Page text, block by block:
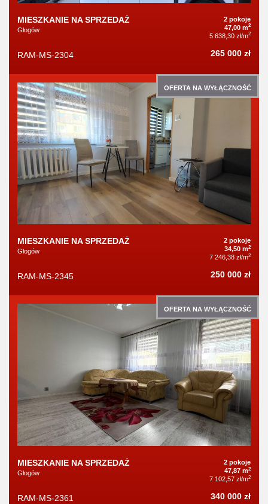
MIESZKANIE NA SPRZEDAŻ
Głogów
2 pokoje
47,00 m2
5 638,30 zł/m2
RAM-MS-2304 265 000 zł
OFERTA NA WYŁĄCZNOŚĆ
MIESZKANIE NA SPRZEDAŻ
Głogów
2 pokoje
34,50 m2
7 246,38 zł/m2
RAM-MS-2345 250 000 zł
OFERTA NA WYŁĄCZNOŚĆ
MIESZKANIE NA SPRZEDAŻ
Głogów
2 pokoje
47,87 m2
7 102,57 zł/m2
RAM-MS-2361 340 000 zł